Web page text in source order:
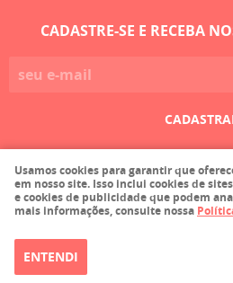
CADASTRE-SE E RECEBA
Faula Comercio de
CNPJ:
Usamos cookies para garantir que
em nosso site. Isso inclui cookies de
e cookies de publicidade que podem
mais informações, consulte nossa
ENTENDI